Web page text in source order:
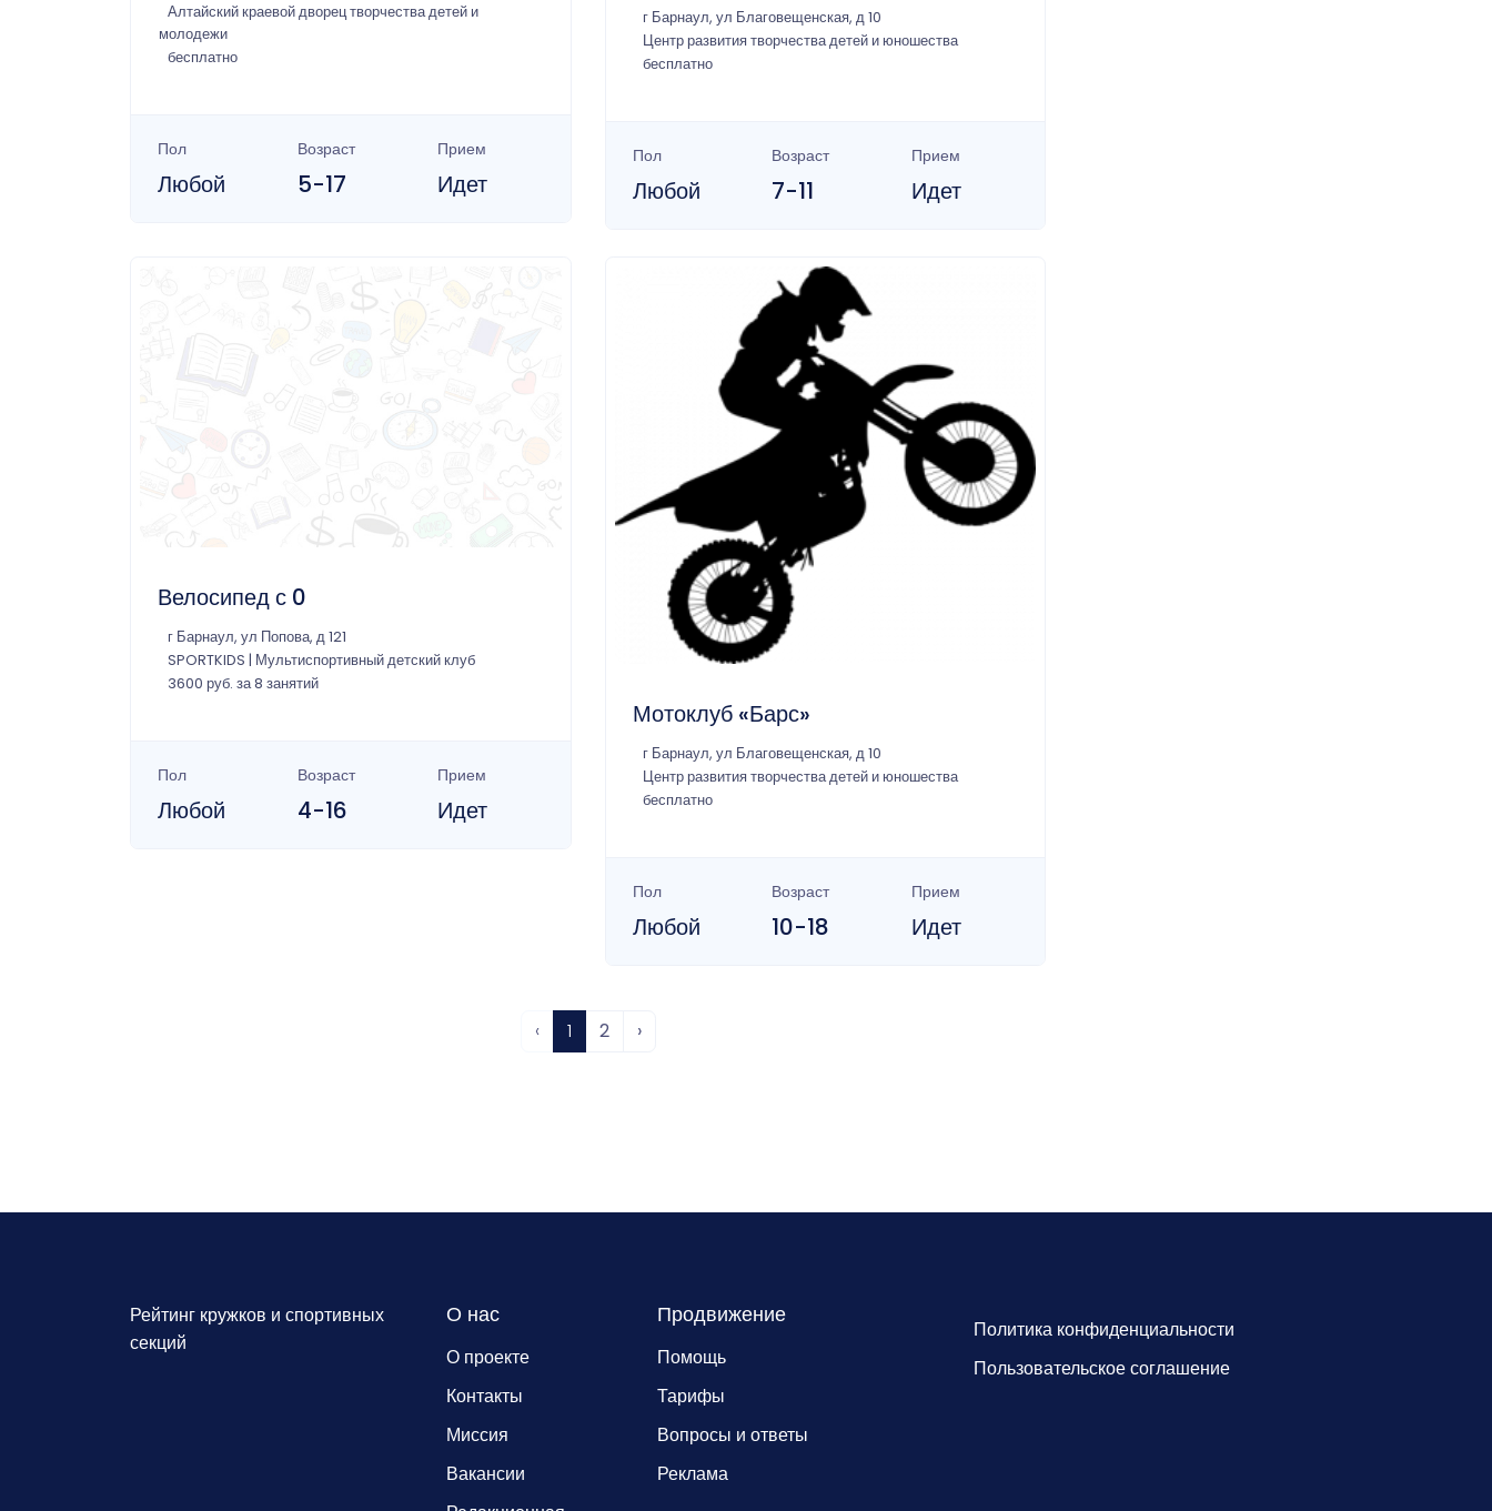
Алтайский краевой дворец творчества детей и
молодежи
бесплатно
Пол
Любой
Возраст
5-17
Прием
Идет
г Барнаул, ул Благовещенская, д 10
Центр развития творчества детей и юношества
бесплатно
Пол
Любой
Возраст
7-11
Прием
Идет
Велосипед с 0
г Барнаул, ул Попова, д 121
SPORTKIDS | Мультиспортивный детский клуб
3600 руб. за 8 занятий
Пол
Любой
Возраст
4-16
Прием
Идет
Мотоклуб «Барс»
г Барнаул, ул Благовещенская, д 10
Центр развития творчества детей и юношества
бесплатно
Пол
Любой
Возраст
10-18
Прием
Идет
‹ 1 2 ›
Рейтинг кружков и спортивных
секций
О нас
О проекте
Контакты
Миссия
Вакансии
Продвижение
Помощь
Тарифы
Вопросы и ответы
Реклама
Политика конфиденциальности
Пользовательское соглашение